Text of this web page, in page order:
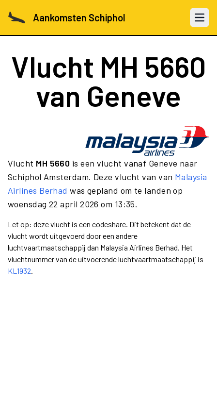
Aankomsten Schiphol Open
Vlucht MH 5660
van Geneve
Vlucht MH 5660 is een vlucht vanaf Geneve naar
Schiphol Amsterdam. Deze vlucht van van Malaysia
Airlines Berhad was gepland om te landen op
woensdag 22 april 2026 om 13:35.
Let op: deze vlucht is een codeshare. Dit betekent dat de
vlucht wordt uitgevoerd door een andere
luchtvaartmaatschappij dan Malaysia Airlines Berhad. Het
vluchtnummer van de uitvoerende luchtvaartmaatschappij is
KL1932.